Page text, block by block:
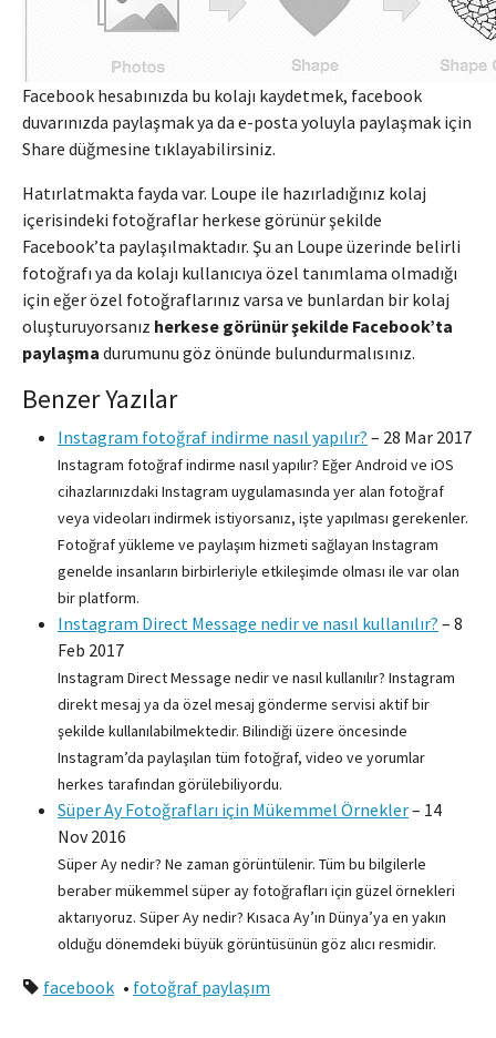
Facebook hesabınızda bu kolajı kaydetmek, facebook
duvarınızda paylaşmak ya da e-posta yoluyla paylaşmak için
Share düğmesine tıklayabilirsiniz.
Hatırlatmakta fayda var. Loupe ile hazırladığınız kolaj
içerisindeki fotoğraflar herkese görünür şekilde
Facebook’ta paylaşılmaktadır. Şu an Loupe üzerinde belirli
fotoğrafı ya da kolajı kullanıcıya özel tanımlama olmadığı
için eğer özel fotoğraflarınız varsa ve bunlardan bir kolaj
oluşturuyorsanız herkese görünür şekilde Facebook’ta
paylaşma durumunu göz önünde bulundurmalısınız.
Benzer Yazılar
Instagram fotoğraf indirme nasıl yapılır? – 28 Mar 2017
Instagram fotoğraf indirme nasıl yapılır? Eğer Android ve iOS
cihazlarınızdaki Instagram uygulamasında yer alan fotoğraf
veya videoları indirmek istiyorsanız, işte yapılması gerekenler.
Fotoğraf yükleme ve paylaşım hizmeti sağlayan Instagram
genelde insanların birbirleriyle etkileşimde olması ile var olan
bir platform.
Instagram Direct Message nedir ve nasıl kullanılır? – 8
Feb 2017
Instagram Direct Message nedir ve nasıl kullanılır? Instagram
direkt mesaj ya da özel mesaj gönderme servisi aktif bir
şekilde kullanılabilmektedir. Bilindiği üzere öncesinde
Instagram’da paylaşılan tüm fotoğraf, video ve yorumlar
herkes tarafından görülebiliyordu.
Süper Ay Fotoğrafları için Mükemmel Örnekler– 14
Nov 2016
Süper Ay nedir? Ne zaman görüntülenir. Tüm bu bilgilerle
beraber mükemmel süper ay fotoğrafları için güzel örnekleri
aktarıyoruz. Süper Ay nedir? Kısaca Ay’ın Dünya’ya en yakın
olduğu dönemdeki büyük görüntüsünün göz alıcı resmidir.
facebook • fotoğraf paylaşım